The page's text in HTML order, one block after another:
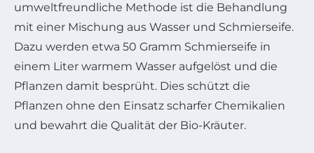
umweltfreundliche Methode ist die Behandlung
mit einer Mischung aus Wasser und Schmierseife.
Dazu werden etwa 50 Gramm Schmierseife in
einem Liter warmem Wasser aufgelöst und die
Pflanzen damit besprüht. Dies schützt die
Pflanzen ohne den Einsatz scharfer Chemikalien
und bewahrt die Qualität der Bio-Kräuter.